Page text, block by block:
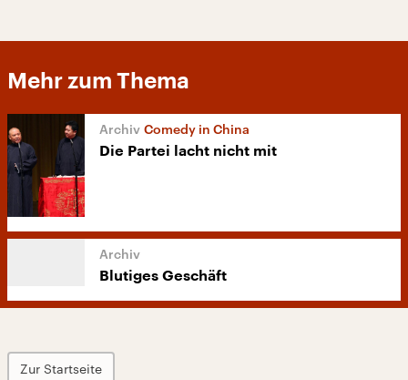
Mehr zum Thema
Comedy in China
Die Partei lacht nicht mit
Blutiges Geschäft
Zur Startseite